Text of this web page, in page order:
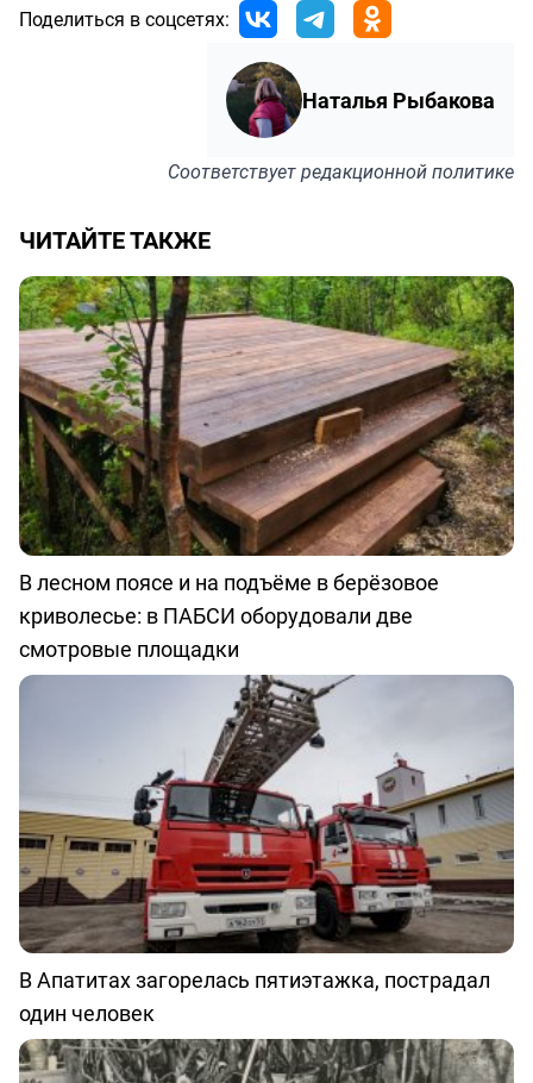
Поделиться в соцсетях:
Наталья Рыбакова
Соответствуетредакционной политике
ЧИТАЙТЕ ТАКЖЕ
В лесном поясе и на подъёме в берёзовое
криволесье: в ПАБСИ оборудовали две
смотровые площадки
В Апатитах загорелась пятиэтажка, пострадал
один человек